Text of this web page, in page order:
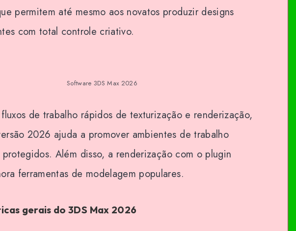
permitem até mesmo aos novatos produzir designs
com total controle criativo.
Software 3DS Max 2026
de trabalho rápidos de texturização e renderização,
2026 ajuda a promover ambientes de trabalho
Além disso, a renderização com o plugin
ferramentas de modelagem populares.
gerais do 3DS Max 2026